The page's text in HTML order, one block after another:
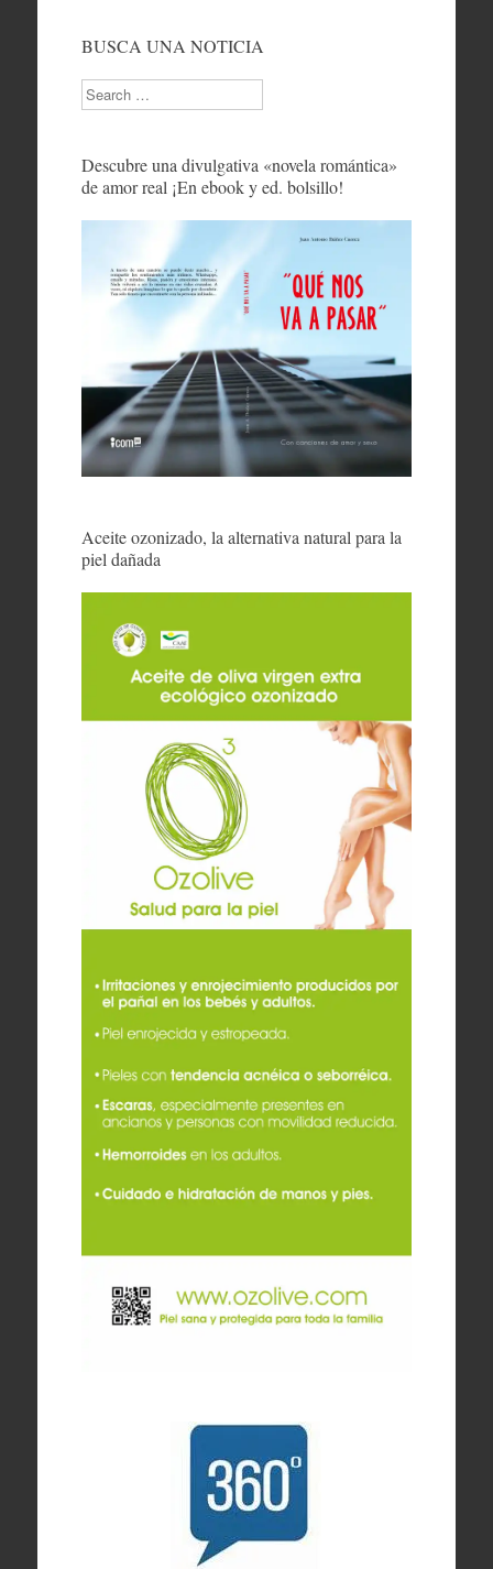
BUSCA UNA NOTICIA
Search
Descubre una divulgativa «novela romántica»
de amor real ¡En ebook y ed. bolsillo!
Aceite ozonizado, la alternativa natural para la
piel dañada